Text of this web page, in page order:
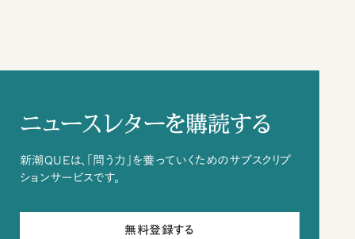
ニュースレターを購読する
新潮QUEは、「問う力」を養っていくためのサブスクリプ
ションサービスです。
無料登録する